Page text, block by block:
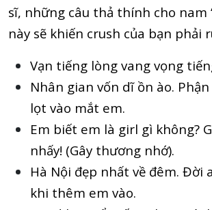
sĩ, những câu thả thính cho nam
này sẽ khiến crush của bạn phải
Vạn tiếng lòng vang vọng
Nhân gian vốn dĩ ồn ào.
lọt vào mắt em.
Em biết em là girl gì không?
nhấy! (Gây thương nhớ).
Hà Nội đẹp nhất về đêm. Đời
khi thêm em vào.